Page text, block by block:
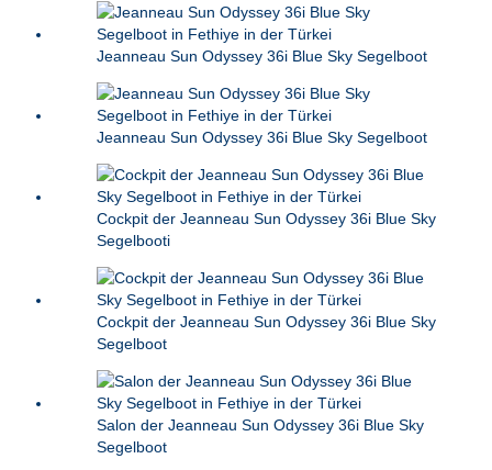
Jeanneau Sun Odyssey 36i Blue Sky Segelboot
Jeanneau Sun Odyssey 36i Blue Sky Segelboot
Cockpit der Jeanneau Sun Odyssey 36i Blue Sky
Segelbooti
Cockpit der Jeanneau Sun Odyssey 36i Blue Sky
Segelboot
Salon der Jeanneau Sun Odyssey 36i Blue Sky
Segelboot